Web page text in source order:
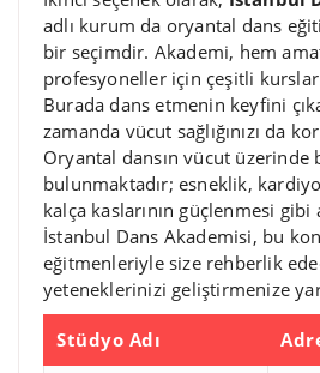
adlı kurum da oryantal dans
bir seçimdir. Akademi, hem
profesyoneller için çeşitli kurslar
Burada dans etmenin keyfini
zamanda vücut sağlığınızı da
Oryantal dansın vücut üzerinde
bulunmaktadır; esneklik,
kalça kaslarının güçlenmesi
İstanbul Dans Akademisi, bu
eğitmenleriyle size rehberlik
yeteneklerinizi geliştirmenize
Stüdyo Adı